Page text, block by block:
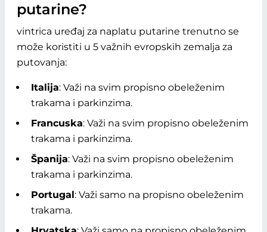
putarine?
vintrica uređaj za naplatu putarine trenutno se
može koristiti u 5 važnih evropskih zemalja za
putovanja:
Italija: Važi na svim propisno obeleženim
trakama i parkinzima.
Francuska: Važi na svim propisno obeleženim
trakama i parkinzima.
Španija: Važi na svim propisno obeleženim
trakama i parkinzima.
Portugal: Važi samo na propisno obeleženim
trakama.